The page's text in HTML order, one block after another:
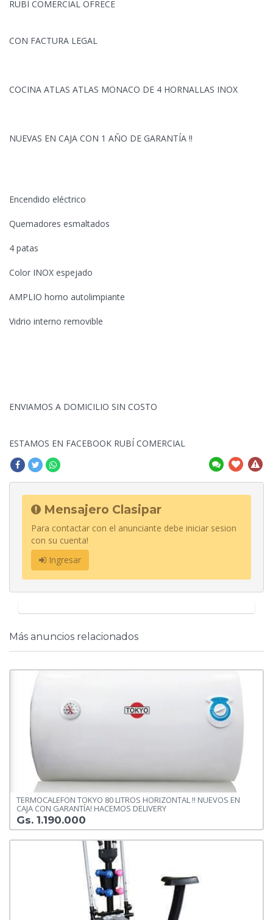
RUBÍ COMERCIAL OFRECE
CON FACTURA LEGAL
COCINA ATLAS ATLAS MONACO DE 4 HORNALLAS INOX
NUEVAS EN CAJA CON 1 AÑO DE GARANTÍA !!
Encendido eléctrico
Quemadores esmaltados
4 patas
Color INOX espejado
AMPLIO horno autolimpiante
Vidrio interno removible
ENVIAMOS A DOMICILIO SIN COSTO
ESTAMOS EN FACEBOOK RUBÍ COMERCIAL
Mensajero Clasipar
Para contactar con el anunciante debe iniciar sesion
con su cuenta!
Ingresar
Más anuncios relacionados
TERMOCALEFON TOKYO 80 LITROS HORIZONTAL !! NUEVOS EN
CAJA CON GARANTÍA! HACEMOS DELIVERY
Gs. 1.190.000